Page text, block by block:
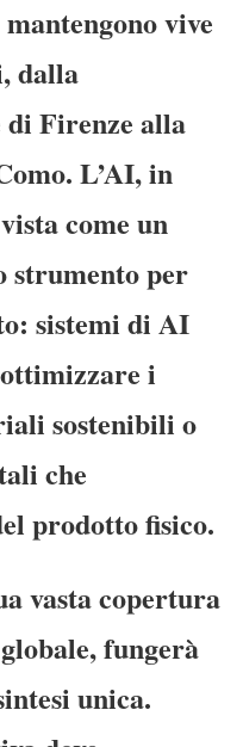
mantengono vive
dalla
di Firenze alla
L’AI, in
come un
strumento per
sistemi di AI
i
sostenibili o
che
prodotto fisico.
vasta copertura
globale, fungerà
unica.